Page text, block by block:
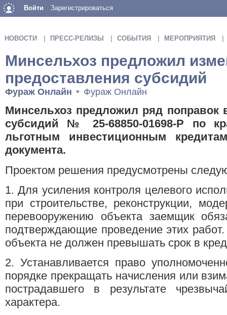
Войти Зарегистрироваться
НОВОСТИ ПРЕСС-РЕЛИЗЫ СОБЫТИЯ МЕРОПРИЯТИЯ
Минсельхоз предложил
предоставления субсидий
Фураж Онлайн ■ Фураж Онлайн
Минсельхоз предложил ряд поправок
субсидий № 25-68850-01698-Р по
льготным инвестиционным
документа.
Проектом решения предусмотрены
1. Для усиления контроля целевого
при строительстве, реконструкции,
перевооружению объекта заемщик
подтверждающие проведение этих
объекта не должен превышать срок в
2. Устанавливается право
порядке прекращать начисления или
пострадавшего в результате
характера.